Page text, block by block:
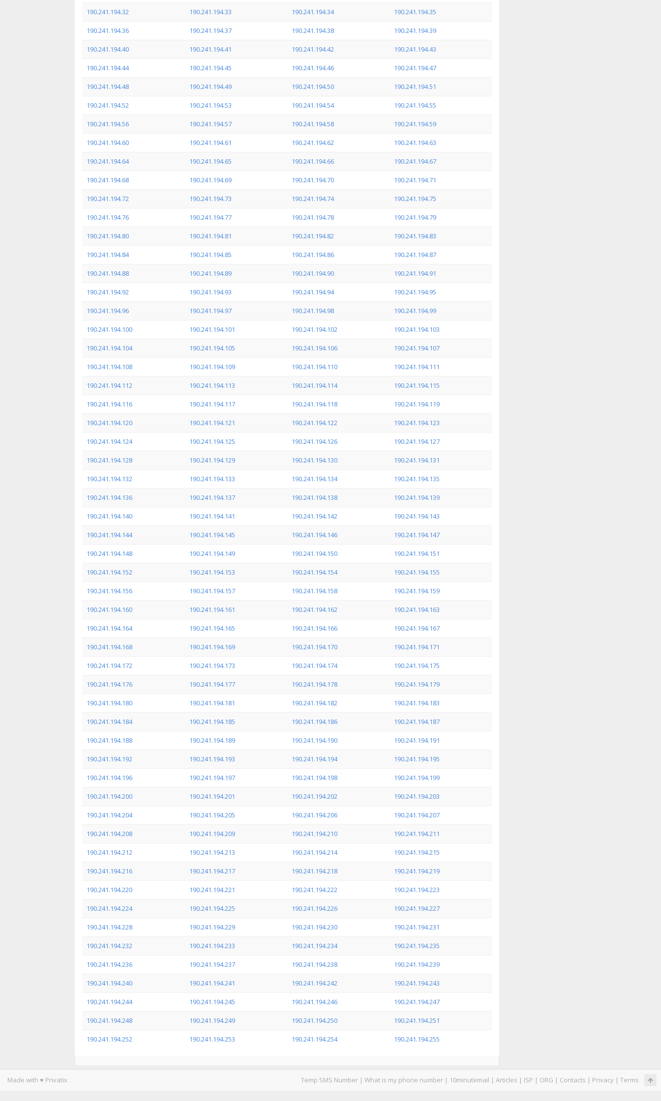
190.241.194.32 190.241.194.33 190.241.194.34 190.241.194.35
190.241.194.36 190.241.194.37 190.241.194.38 190.241.194.39
190.241.194.40 190.241.194.41 190.241.194.42 190.241.194.43
190.241.194.44 190.241.194.45 190.241.194.46 190.241.194.47
190.241.194.48 190.241.194.49 190.241.194.50 190.241.194.51
190.241.194.52 190.241.194.53 190.241.194.54 190.241.194.55
190.241.194.56 190.241.194.57 190.241.194.58 190.241.194.59
190.241.194.60 190.241.194.61 190.241.194.62 190.241.194.63
190.241.194.64 190.241.194.65 190.241.194.66 190.241.194.67
190.241.194.68 190.241.194.69 190.241.194.70 190.241.194.71
190.241.194.72 190.241.194.73 190.241.194.74 190.241.194.75
190.241.194.76 190.241.194.77 190.241.194.78 190.241.194.79
190.241.194.80 190.241.194.81 190.241.194.82 190.241.194.83
190.241.194.84 190.241.194.85 190.241.194.86 190.241.194.87
190.241.194.88 190.241.194.89 190.241.194.90 190.241.194.91
190.241.194.92 190.241.194.93 190.241.194.94 190.241.194.95
190.241.194.96 190.241.194.97 190.241.194.98 190.241.194.99
190.241.194.100 190.241.194.101 190.241.194.102 190.241.194.103
190.241.194.104 190.241.194.105 190.241.194.106 190.241.194.107
190.241.194.108 190.241.194.109 190.241.194.110 190.241.194.111
190.241.194.112 190.241.194.113 190.241.194.114 190.241.194.115
190.241.194.116 190.241.194.117 190.241.194.118 190.241.194.119
190.241.194.120 190.241.194.121 190.241.194.122 190.241.194.123
190.241.194.124 190.241.194.125 190.241.194.126 190.241.194.127
190.241.194.128 190.241.194.129 190.241.194.130 190.241.194.131
190.241.194.132 190.241.194.133 190.241.194.134 190.241.194.135
190.241.194.136 190.241.194.137 190.241.194.138 190.241.194.139
190.241.194.140 190.241.194.141 190.241.194.142 190.241.194.143
190.241.194.144 190.241.194.145 190.241.194.146 190.241.194.147
190.241.194.148 190.241.194.149 190.241.194.150 190.241.194.151
190.241.194.152 190.241.194.153 190.241.194.154 190.241.194.155
190.241.194.156 190.241.194.157 190.241.194.158 190.241.194.159
190.241.194.160 190.241.194.161 190.241.194.162 190.241.194.163
190.241.194.164 190.241.194.165 190.241.194.166 190.241.194.167
190.241.194.168 190.241.194.169 190.241.194.170 190.241.194.171
190.241.194.172 190.241.194.173 190.241.194.174 190.241.194.175
190.241.194.176 190.241.194.177 190.241.194.178 190.241.194.179
190.241.194.180 190.241.194.181 190.241.194.182 190.241.194.183
190.241.194.184 190.241.194.185 190.241.194.186 190.241.194.187
190.241.194.188 190.241.194.189 190.241.194.190 190.241.194.191
190.241.194.192 190.241.194.193 190.241.194.194 190.241.194.195
190.241.194.196 190.241.194.197 190.241.194.198 190.241.194.199
190.241.194.200 190.241.194.201 190.241.194.202 190.241.194.203
190.241.194.204 190.241.194.205 190.241.194.206 190.241.194.207
190.241.194.208 190.241.194.209 190.241.194.210 190.241.194.211
190.241.194.212 190.241.194.213 190.241.194.214 190.241.194.215
190.241.194.216 190.241.194.217 190.241.194.218 190.241.194.219
190.241.194.220 190.241.194.221 190.241.194.222 190.241.194.223
190.241.194.224 190.241.194.225 190.241.194.226 190.241.194.227
190.241.194.228 190.241.194.229 190.241.194.230 190.241.194.231
190.241.194.232 190.241.194.233 190.241.194.234 190.241.194.235
190.241.194.236 190.241.194.237 190.241.194.238 190.241.194.239
190.241.194.240 190.241.194.241 190.241.194.242 190.241.194.243
190.241.194.244 190.241.194.245 190.241.194.246 190.241.194.247
190.241.194.248 190.241.194.249 190.241.194.250 190.241.194.251
190.241.194.252 190.241.194.253 190.241.194.254 190.241.194.255
Made with ♥ Privatix Temp SMS Number | What is my phone number | 10minutemail | Articles | ISP | ORG | Contacts | Privacy | Terms